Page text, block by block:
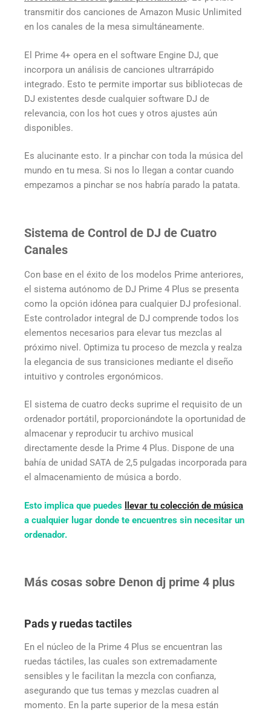
transmitir dos canciones de Amazon Music Unlimited
en los canales de la mesa simultáneamente.
El Prime 4+ opera en el software Engine DJ, que
incorpora un análisis de canciones ultrarrápido
integrado. Esto te permite importar sus bibliotecas de
DJ existentes desde cualquier software DJ de
relevancia, con los hot cues y otros ajustes aún
disponibles.
Es alucinante esto. Ir a pinchar con toda la música del
mundo en tu mesa. Si nos lo llegan a contar cuando
empezamos a pinchar se nos habría parado la patata.
Sistema de Control de DJ de Cuatro
Canales
Con base en el éxito de los modelos Prime anteriores,
el sistema autónomo de DJ Prime 4 Plus se presenta
como la opción idónea para cualquier DJ profesional.
Este controlador integral de DJ comprende todos los
elementos necesarios para elevar tus mezclas al
próximo nivel. Optimiza tu proceso de mezcla y realza
la elegancia de sus transiciones mediante el diseño
intuitivo y controles ergonómicos.
El sistema de cuatro decks suprime el requisito de un
ordenador portátil, proporcionándote la oportunidad de
almacenar y reproducir tu archivo musical
directamente desde la Prime 4 Plus. Dispone de una
bahía de unidad SATA de 2,5 pulgadas incorporada para
el almacenamiento de música a bordo.
Esto implica que puedes
llevar tu colección de música
a cualquier lugar donde te encuentres sin necesitar un
ordenador.
Más cosas sobre Denon dj prime 4 plus
Pads y ruedas tactiles
En el núcleo de la Prime 4 Plus se encuentran las
ruedas táctiles, las cuales son extremadamente
sensibles y le facilitan la mezcla con confianza,
asegurando que tus temas y mezclas cuadren al
momento. En la parte superior de la mesa están